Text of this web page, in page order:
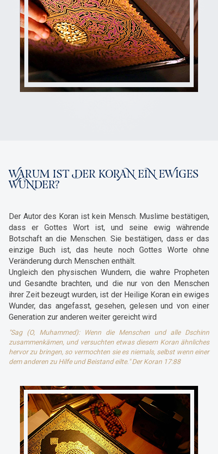
WARUM IST DER KORAN EIN EWIGES
WUNDER?
Der Autor des Koran ist kein Mensch. Muslime bestätigen,
dass er Gottes Wort ist, und seine ewig währende
Botschaft an die Menschen. Sie bestätigen, dass er das
einzige Buch ist, das heute noch Gottes Worte ohne
Veränderung durch Menschen enthält.
Ungleich den physischen Wundern, die wahre Propheten
und Gesandte brachten, und die nur von den Menschen
ihrer Zeit bezeugt wurden, ist der Heilige Koran ein ewiges
Wunder, das angefasst, gesehen, gelesen und von einer
Generation zur anderen weiter gereicht wird
"Sag (O, Muhammed): Wenn die Menschen und alle Dschinn
zusammenkämen, und versuchten etwas diesem Koran ähnliches
hervor zu bringen, so vermochten sie es niemals, selbst wenn einer
dem anderen zu Hilfe und Beistand eilte." Der Koran 17:88